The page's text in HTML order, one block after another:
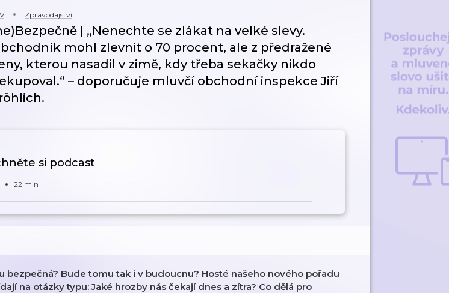
Zpravodajství
| „Nenechte se zlákat na velké slevy.
mohl zlevnit o 70 procent, ale z předražené
kterou nasadil v zimě, kdy třeba sekačky nikdo
– doporučuje mluvčí obchodní inspekce Jiří
si podcast
22 min
bezpečná? Bude tomu tak i v budoucnu? Hosté našeho nového pořadu
na otázky typu: Jaké hrozby nás čekají dnes a zítra? Co dělá pro